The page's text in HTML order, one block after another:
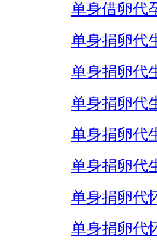
单身借卵代
单身捐卵代
单身捐卵代
单身捐卵代
单身捐卵代
单身捐卵代
单身捐卵代
单身捐卵代